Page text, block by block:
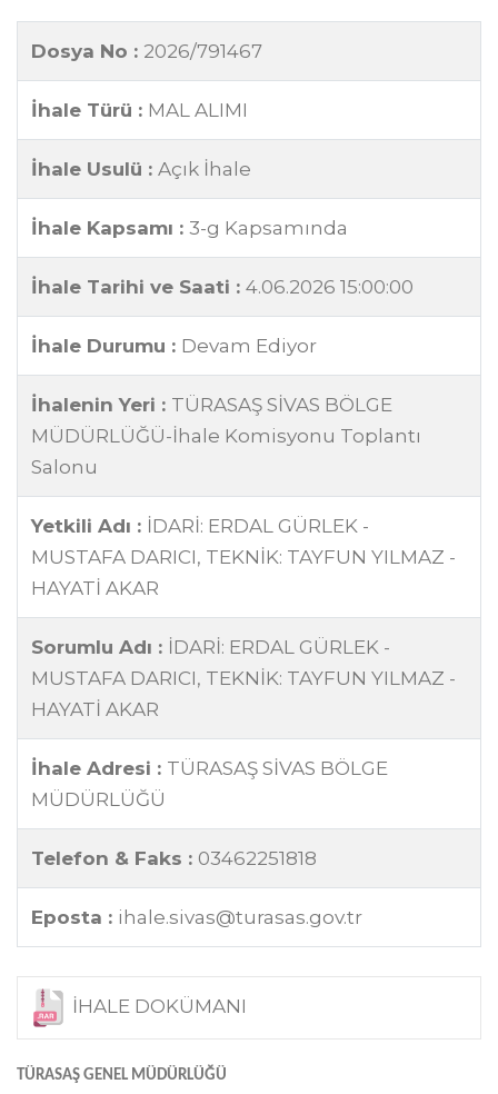
Dosya No : 2026/791467
İhale Türü : MAL ALIMI
İhale Usulü : Açık İhale
İhale Kapsamı : 3-g Kapsamında
İhale Tarihi ve Saati : 4.06.2026 15:00:00
İhale Durumu : Devam Ediyor
İhalenin Yeri : TÜRASAŞ SİVAS BÖLGE
MÜDÜRLÜĞÜ-İhale Komisyonu Toplantı
Salonu
Yetkili Adı : İDARİ: ERDAL GÜRLEK -
MUSTAFA DARICI, TEKNİK: TAYFUN YILMAZ -
HAYATİ AKAR
Sorumlu Adı : İDARİ: ERDAL GÜRLEK -
MUSTAFA DARICI, TEKNİK: TAYFUN YILMAZ -
HAYATİ AKAR
İhale Adresi : TÜRASAŞ SİVAS BÖLGE
MÜDÜRLÜĞÜ
Telefon & Faks : 03462251818
Eposta : ihale.sivas@turasas.gov.tr
İHALE DOKÜMANI
TÜRASAŞ GENEL MÜDÜRLÜĞÜ